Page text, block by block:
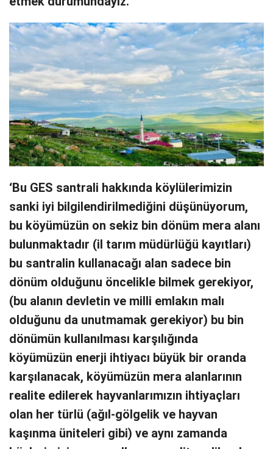
‘Bu GES santrali hakkında köylülerimizin
sanki iyi bilgilendirilmediğini düşünüyorum,
bu köyümüzün on sekiz bin dönüm mera alanı
bulunmaktadır (il tarım müdürlüğü kayıtları)
bu santralin kullanacağı alan sadece bin
dönüm olduğunu öncelikle bilmek gerekiyor,
(bu alanın devletin ve milli emlakın malı
olduğunu da unutmamak gerekiyor) bu bin
dönümün kullanılması karşılığında
köyümüzün enerji ihtiyacı büyük bir oranda
karşılanacak, köyümüzün mera alanlarının
realite edilerek hayvanlarımızın ihtiyaçları
olan her türlü (ağıl-gölgelik ve hayvan
kaşınma üniteleri gibi) ve aynı zamanda